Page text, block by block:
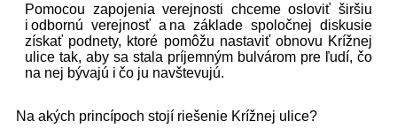
Pomocou zapojenia verejnosti chceme osloviť širšiu
i odbornú verejnosť a na základe spoločnej diskusie
získať podnety, ktoré pomôžu nastaviť obnovu Krížnej
ulice tak, aby sa stala príjemným bulvárom pre ľudí, čo
na nej bývajú i čo ju navštevujú.
Na akých princípoch stojí riešenie Krížnej ulice?